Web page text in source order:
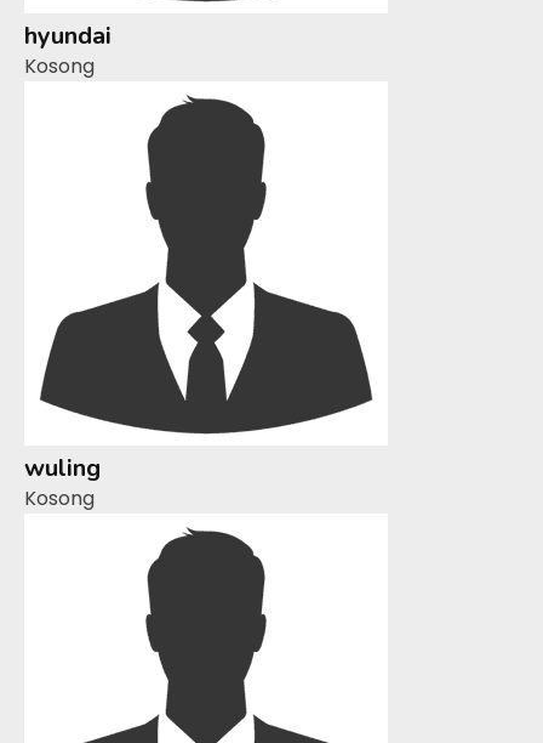
hyundai
Kosong
wuling
Kosong